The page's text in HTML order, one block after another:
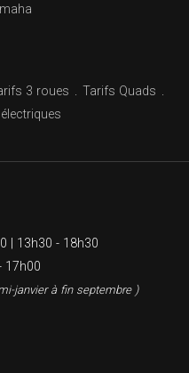
3 roues Tarifs Quads
| 13h30 - 18h30
17h00
janvier à fin septembre )